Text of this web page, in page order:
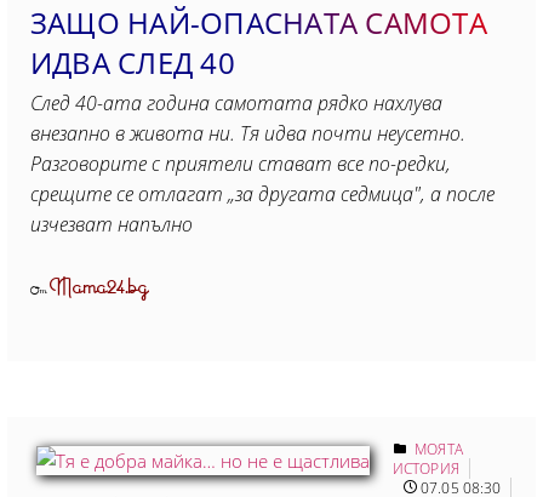
ЗАЩО НАЙ-ОПАСНАТА САМОТА
ИДВА СЛЕД 40
След 40-ата година самотата рядко нахлува
внезапно в живота ни. Тя идва почти неусетно.
Разговорите с приятели стават все по-редки,
срещите се отлагат „за другата седмица", а после
изчезват напълно
ОтMama24.bg
МОЯТА
ИСТОРИЯ
07.05 08:30